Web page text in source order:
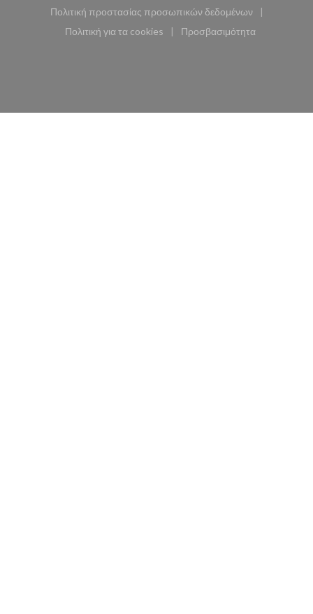
Πολιτική προστασίας προσωπικών δεδομένων
((ανοίγει σε νέο παράθυρο))
Πολιτική για τα cookies
((ανοίγει σε νέο παράθυρο))
Προσβασιμότητα
((ανοίγει σε νέο